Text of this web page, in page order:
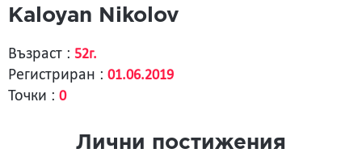
Kaloyan Nikolov
Възраст : 52г.
Регистриран : 01.06.2019
Точки : 0
Лични постижения